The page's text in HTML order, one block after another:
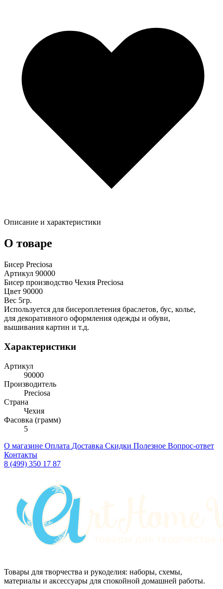
Описание и характеристики
О товаре
Бисер Preciosa
Артикул 90000
Бисер производство Чехия Preciosa
Цвет 90000
Вес 5гр.
Используется для бисероплетения браслетов, бус, колье,
для декоративного оформления одежды и обуви,
вышивания картин и т.д.
Характеристики
Артикул
90000
Производитель
Preciosa
Страна
Чехия
Фасовка (грамм)
5
О магазине Оплата Доставка Скидки Полезное Вопрос-ответ
Контакты
8 (499) 350 17 87
Товары для творчества и рукоделия: наборы, схемы,
материалы и аксессуары для спокойной домашней работы.